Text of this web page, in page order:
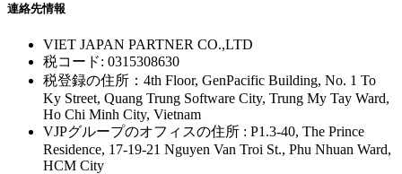
連絡先情報
VIET JAPAN PARTNER CO.,LTD
税コード: 0315308630
税登録の住所：4th Floor, GenPacific Building, No. 1 To
Ky Street, Quang Trung Software City, Trung My Tay Ward,
Ho Chi Minh City, Vietnam
VJPグループのオフィスの住所 : P1.3-40, The Prince
Residence, 17-19-21 Nguyen Van Troi St., Phu Nhuan Ward,
HCM City